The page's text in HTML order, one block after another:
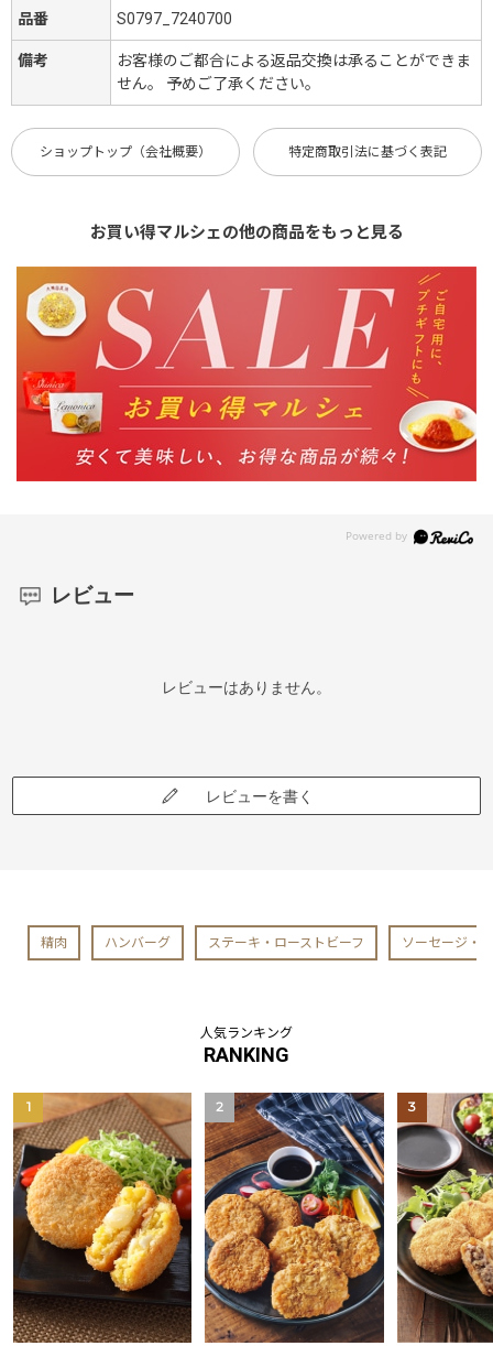
品番 S0797_7240700
備考
お客様のご都合による返品交換は承ることができま
せん。 予めご了承ください。
ショップトップ（会社概要） 特定商取引法に基づく表記
お買い得マルシェの他の商品をもっと見る
レビュー
レビューはありません。
レビューを書く
精肉 ハンバーグ ステーキ・ローストビーフ ソーセージ・
人気ランキング
RANKING
1 2 3